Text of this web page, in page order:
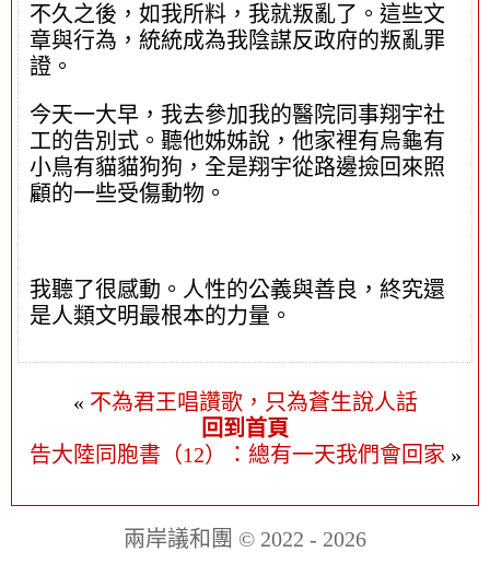
不久之後，如我所料，我就叛亂了。這些文
章與行為，統統成為我陰謀反政府的叛亂罪
證。
今天一大早，我去參加我的醫院同事翔宇社
工的告別式。聽他姊姊說，他家裡有烏龜有
小鳥有貓貓狗狗，全是翔宇從路邊撿回來照
顧的一些受傷動物。
我聽了很感動。人性的公義與善良，終究還
是人類文明最根本的力量。
« 不為君王唱讚歌，只為蒼生說人話
回到首頁
告大陸同胞書（12）：總有一天我們會回家 »
兩岸議和團 © 2022 - 2026